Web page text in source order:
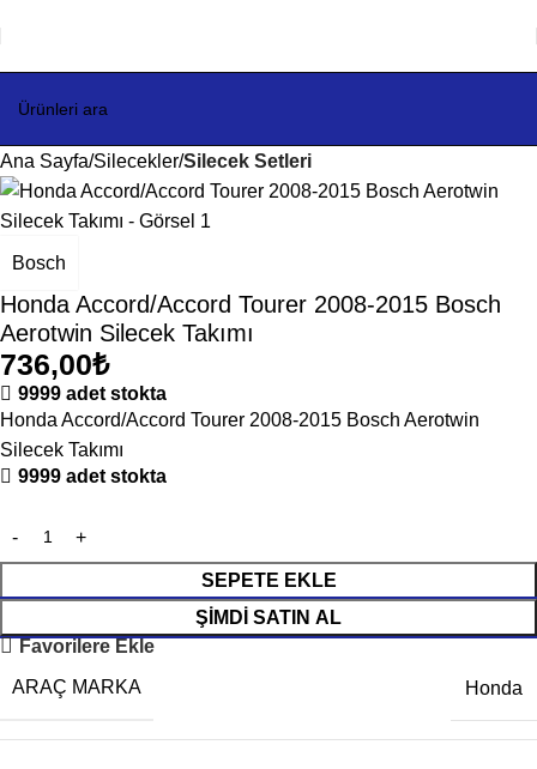
Ana Sayfa Silecekler Silecek Setleri
Bosch
Honda Accord/Accord Tourer 2008-2015 Bosch
Aerotwin Silecek Takımı
736,00₺
9999 adet stokta
Honda Accord/Accord Tourer 2008-2015 Bosch Aerotwin
Silecek Takımı
9999 adet stokta
SEPETE EKLE
ŞIMDI SATIN AL
Favorilere Ekle
ARAÇ MARKA Honda